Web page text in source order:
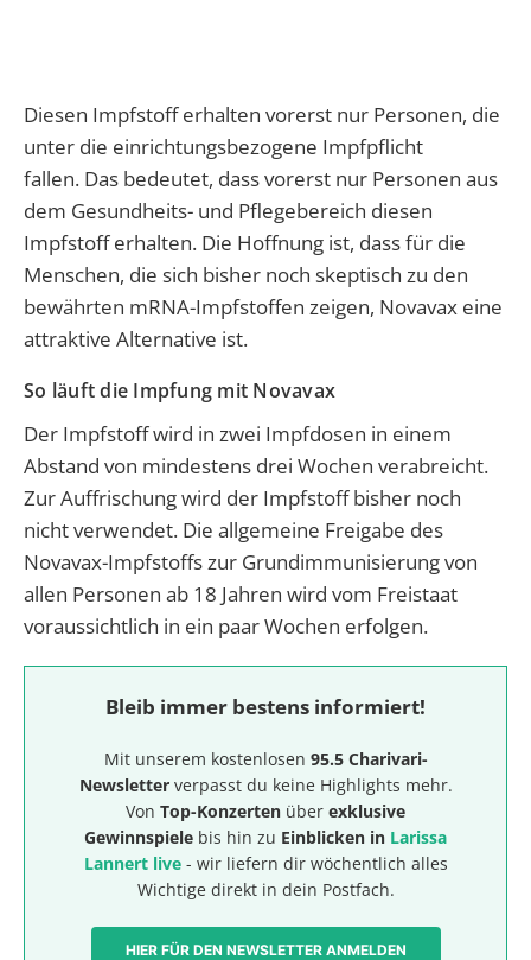
Diesen Impfstoff erhalten vorerst nur Personen, die
unter die einrichtungsbezogene Impfpflicht
fallen. Das bedeutet, dass vorerst nur Personen aus
dem Gesundheits- und Pflegebereich diesen
Impfstoff erhalten. Die Hoffnung ist, dass für die
Menschen, die sich bisher noch skeptisch zu den
bewährten mRNA-Impfstoffen zeigen, Novavax eine
attraktive Alternative ist.
So läuft die Impfung mit Novavax
Der Impfstoff wird in zwei Impfdosen in einem
Abstand von mindestens drei Wochen verabreicht.
Zur Auffrischung wird der Impfstoff bisher noch
nicht verwendet. Die allgemeine Freigabe des
Novavax-Impfstoffs zur Grundimmunisierung von
allen Personen ab 18 Jahren wird vom Freistaat
voraussichtlich in ein paar Wochen erfolgen.
Bleib immer bestens informiert!
Mit unserem kostenlosen 95.5 Charivari-
Newsletterverpasst du keine Highlights mehr.
Von Top-Konzerten über exklusive
Gewinnspiele bis hin zu Einblicken in Larissa
Lannert live- wir liefern dir wöchentlich alles
Wichtige direkt in dein Postfach.
HIER FÜR DEN NEWSLETTER ANMELDEN